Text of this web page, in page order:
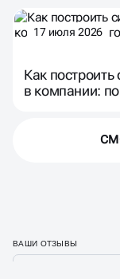
17 июля 2026
Как
в компании:
ВАШИ ОТЗЫВЫ